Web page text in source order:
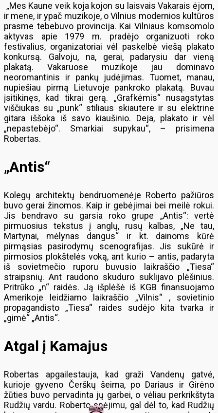
„Mes Kaune veik koja kojon su laisvais Vakarais ėjom,
ir mene, ir ypač muzikoje, o Vilnius modernios kultūros
prasme tebebuvo provincija. Kai Vilniaus komsomolo
aktyvas apie 1979 m. pradėjo organizuoti roko
festivalius, organizatoriai vėl paskelbė viešą plakato
konkursą. Galvoju, na, gerai, padarysiu dar vieną
plakatą. Vakaruose muzikoje jau dominavo
neoromantinis ir pankų judėjimas. Tuomet, manau,
nupiešiau pirmą Lietuvoje pankroko plakatą. Buvau
įsitikinęs, kad tikrai gerą. „Grafkėmis“ nusagstytas
viščiukas su „punk“ stiliaus skiautere ir su elektrine
gitara iššoka iš savo kiaušinio. Deja, plakato ir vėl
„nepastebėjo“. Smarkiai supykau“, – prisimena
Robertas.
„Antis“
Kolegų architektų bendruomenėje Roberto pažiūros
buvo gerai žinomos. Kaip ir gebėjimai bei meilė rokui.
Jis bendravo su garsia roko grupe „Antis“: vertė
pirmuosius tekstus į anglų, rusų kalbas, „Ne tau,
Martynai, mėlynas dangus“ ir kt. dainoms kūrė
pirmąsias pasirodymų scenografijas. Jis sukūrė ir
pirmosios plokštelės voką, ant kurio – antis, padaryta
iš sovietmečio ruporu buvusio laikraščio „Tiesa“
straipsnių. Ant raudono skuduro suklijavo plėšinius.
Pritrūko „n“ raidės. Ją išplėšė iš KGB finansuojamo
Amerikoje leidžiamo laikraščio „Vilnis“ , sovietinio
propagandisto „Tiesa“ raides sudėjo kita tvarka ir
„gimė“ „Antis“.
Atgal į Kamajus
Robertas apgailestauja, kad graži Vandenų gatvė,
kurioje gyveno Čerškų šeima, po Dariaus ir Girėno
žūties buvo pervadinta jų garbei, o vėliau perkrikštyta
Rudžių vardu. Roberto spėjimu, gal dėl to, kad Rudžių